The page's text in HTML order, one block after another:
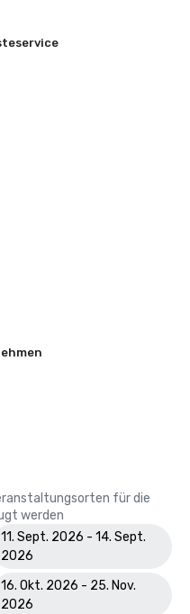
für die
werden
11. Sept. 2026 - 14. Sept.
2026
16. Okt. 2026 - 25. Nov.
2026